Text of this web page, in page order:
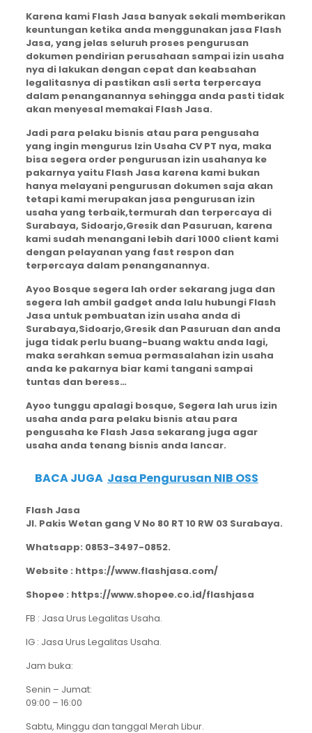
Karena kami Flash Jasa banyak sekali memberikan
keuntungan ketika anda menggunakan jasa Flash
Jasa, yang jelas seluruh proses pengurusan
dokumen pendirian perusahaan sampai izin usaha
nya di lakukan dengan cepat dan keabsahan
legalitasnya di pastikan asli serta terpercaya
dalam penanganannya sehingga anda pasti tidak
akan menyesal memakai Flash Jasa.
Jadi para pelaku bisnis atau para pengusaha
yang ingin mengurus Izin Usaha CV PT nya, maka
bisa segera order pengurusan izin usahanya ke
pakarnya yaitu Flash Jasa karena kami bukan
hanya melayani pengurusan dokumen saja akan
tetapi kami merupakan jasa pengurusan izin
usaha yang terbaik,termurah dan terpercaya di
Surabaya, Sidoarjo,Gresik dan Pasuruan, karena
kami sudah menangani lebih dari 1000 client kami
dengan pelayanan yang fast respon dan
terpercaya dalam penanganannya.
Ayoo Bosque segera lah order sekarang juga dan
segera lah ambil gadget anda lalu hubungi Flash
Jasa untuk pembuatan izin usaha anda di
Surabaya,Sidoarjo,Gresik dan Pasuruan dan anda
juga tidak perlu buang-buang waktu anda lagi,
maka serahkan semua permasalahan izin usaha
anda ke pakarnya biar kami tangani sampai
tuntas dan beress…
Ayoo tunggu apalagi bosque, Segera lah urus izin
usaha anda para pelaku bisnis atau para
pengusaha ke Flash Jasa sekarang juga agar
usaha anda tenang bisnis anda lancar.
BACA JUGA Jasa Pengurusan NIB OSS
Flash Jasa
Jl. Pakis Wetan gang V No 80 RT 10 RW 03 Surabaya.
Whatsapp: 0853-3497-0852.
Website : https://www.flashjasa.com/
Shopee : https://www.shopee.co.id/flashjasa
FB : Jasa Urus Legalitas Usaha.
IG : Jasa Urus Legalitas Usaha.
Jam buka:
Senin – Jumat:
09:00 – 16:00
Sabtu, Minggu dan tanggal Merah Libur.